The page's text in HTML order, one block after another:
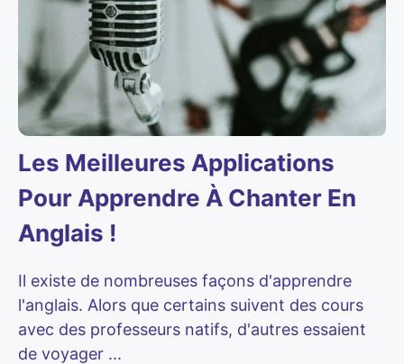
Les Meilleures Applications
Pour Apprendre À Chanter En
Anglais !
Il existe de nombreuses façons d'apprendre
l'anglais. Alors que certains suivent des cours
avec des professeurs natifs, d'autres essaient
de voyager ...